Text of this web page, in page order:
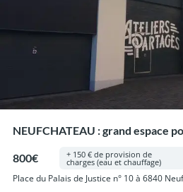
NEUFCHATEAU : grand espace
800€
+ 150 € de provision de
charges (eau et chauffage)
Place du Palais de Justice n° 10 à 6840